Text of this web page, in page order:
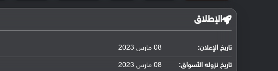
الإطلاق
تاريخ الإعلان: 08 مارس 2023
تاريخ نزوله الأسواق: 08 مارس 2023